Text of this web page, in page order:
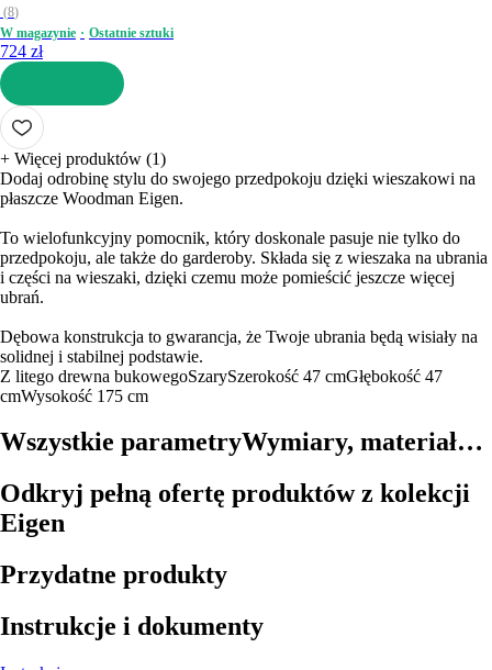
(8)
W magazynie
Ostatnie sztuki
724 zł
DO KOSZYKA
+ Więcej produktów (1)
Dodaj odrobinę stylu do swojego przedpokoju dzięki wieszakowi na
płaszcze Woodman Eigen.
To wielofunkcyjny pomocnik, który doskonale pasuje nie tylko do
przedpokoju, ale także do garderoby. Składa się z wieszaka na ubrania
i części na wieszaki, dzięki czemu może pomieścić jeszcze więcej
ubrań.
Dębowa konstrukcja to gwarancja, że Twoje ubrania będą wisiały na
solidnej i stabilnej podstawie.
Z litego drewna bukowegoSzarySzerokość 47 cmGłębokość 47
cmWysokość 175 cm
Wszystkie parametryWymiary, materiał…
Odkryj pełną ofertę produktów z kolekcji
Eigen
Przydatne produkty
Instrukcje i dokumenty